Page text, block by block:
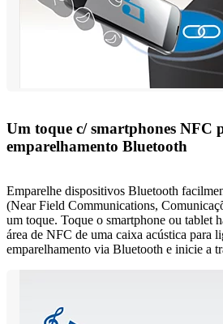
Um toque c/ smartphones NFC
emparelhamento Bluetooth
Emparelhe dispositivos Bluetooth
(Near Field Communications,
um toque. Toque o smartphone ou tablet
área de NFC de uma caixa acústica para
emparelhamento via Bluetooth e inicie a